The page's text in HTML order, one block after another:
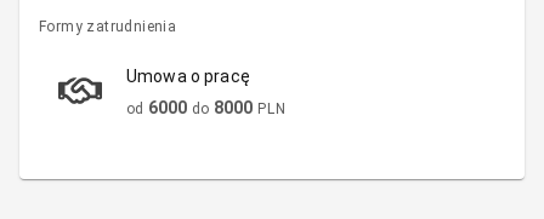
Formy zatrudnienia
Umowa o pracę
od 6000 do 8000 PLN